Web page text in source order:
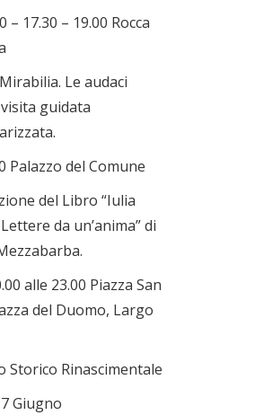
– 17.30 – 19.00 Rocca
Le audaci
guidata
Palazzo del Comune
del Libro “Iulia
da un’anima” di
alle 23.00 Piazza San
del Duomo, Largo
Storico Rinascimentale
Giugno